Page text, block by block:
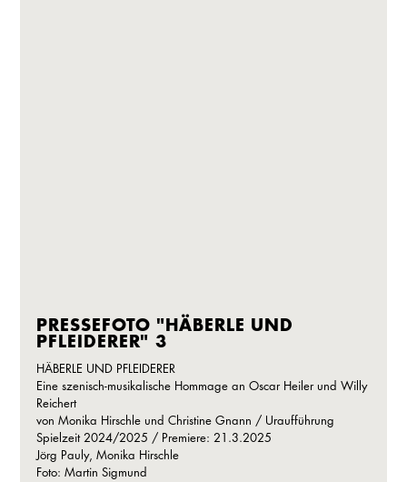
PRESSEFOTO "HÄBERLE UND
PFLEIDERER" 3
HÄBERLE UND PFLEIDERER
Eine szenisch-musikalische Hommage an Oscar Heiler und Willy
Reichert
von Monika Hirschle und Christine Gnann / Uraufführung
Spielzeit 2024/2025 / Premiere: 21.3.2025
Jörg Pauly, Monika Hirschle
Foto: Martin Sigmund